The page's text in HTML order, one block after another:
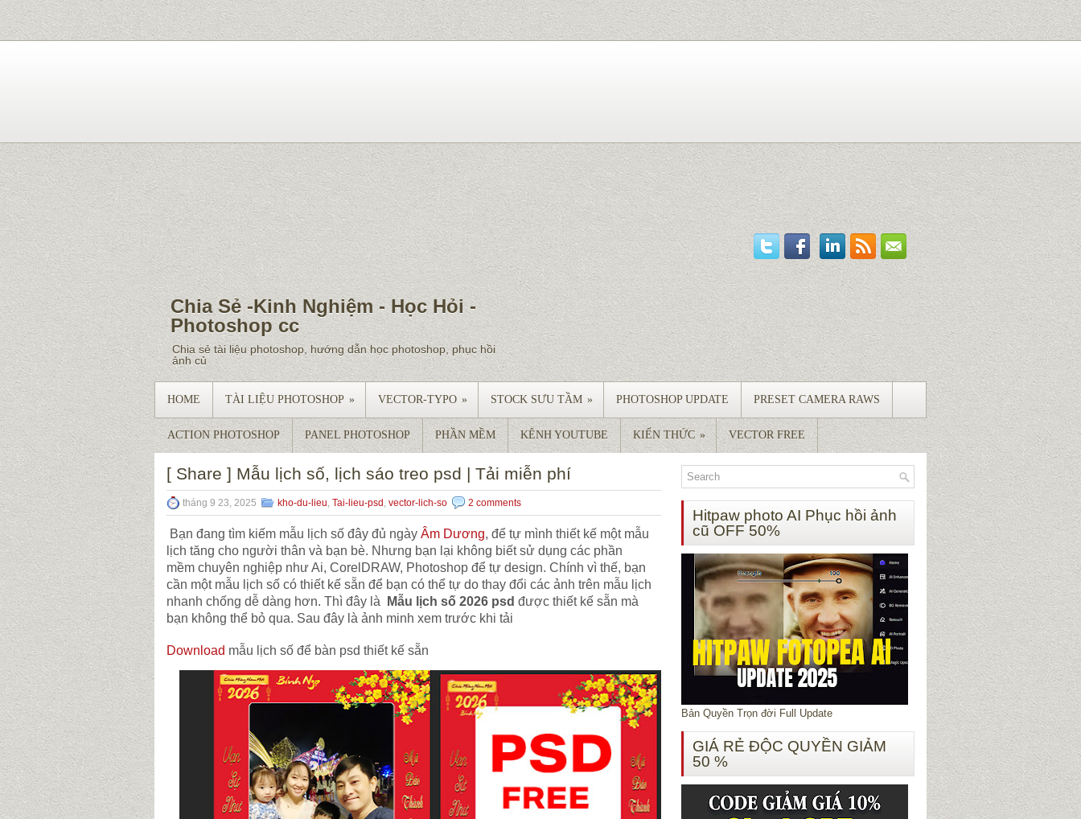
Chia Sẻ -Kinh Nghiệm - Học Hỏi -
Photoshop cc
Chia sẻ tài liệu photoshop, hướng dẫn học photoshop, phục hồi
ảnh củ
HOME TÀI LIỆU PHOTOSHOP » VECTOR-TYPO » STOCK SƯU TẦM » PHOTOSHOP UPDATE PRESET CAMERA RAWS
ACTION PHOTOSHOP PANEL PHOTOSHOP PHẦN MỀM KÊNH YOUTUBE KIẾN THỨC » VECTOR FREE
[ Share ] Mẫu lịch số, lịch sáo treo psd | Tải miễn phí
tháng 9 23, 2025 kho-du-lieu, Tai-lieu-psd , vector-lich-so 2 comments
Bạn đang tìm kiếm mẫu lịch số đây đủ ngày Âm Dương, để tự mình thiết kế một mẫu
lịch tăng cho người thân và bạn bè. Nhưng bạn lại không biết sử dụng các phần
mềm chuyên nghiệp như Ai, CorelDRAW, Photoshop để tự design. Chính vì thế, bạn
cần một mẫu lịch số có thiết kế sẵn để bạn có thể tự do thay đổi các ảnh trên mẫu lịch
nhanh chống dễ dàng hơn. Thì đây là
Mẫu lịch số 2026 psd được thiết kế sẵn mà
bạn không thể bỏ qua. Sau đây là ảnh minh xem trước khi tải
Download mẫu lịch số để bàn psd thiết kế sẵn
Hitpaw photo AI Phục hồi ảnh
cũ OFF 50%
Bản Quyền Trọn đời Full Update
GIÁ RẺ ĐỘC QUYỀN GIẢM
50 %